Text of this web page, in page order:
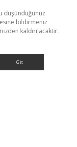
düşündüğünüz
bildirmeniz
kaldırılacaktır.